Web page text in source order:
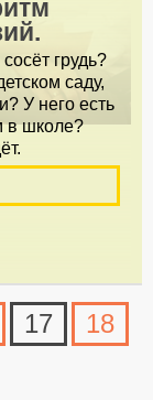
грудь?
саду,
У него есть
в школе?
17
18